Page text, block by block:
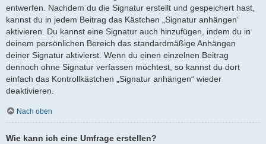
entwerfen. Nachdem du die Signatur erstellt und gespeichert hast,
kannst du in jedem Beitrag das Kästchen „Signatur anhängen“
aktivieren. Du kannst eine Signatur auch hinzufügen, indem du in
deinem persönlichen Bereich das standardmäßige Anhängen
deiner Signatur aktivierst. Wenn du einen einzelnen Beitrag
dennoch ohne Signatur verfassen möchtest, so kannst du dort
einfach das Kontrollkästchen „Signatur anhängen“ wieder
deaktivieren.
Nach oben
Wie kann ich eine Umfrage erstellen?